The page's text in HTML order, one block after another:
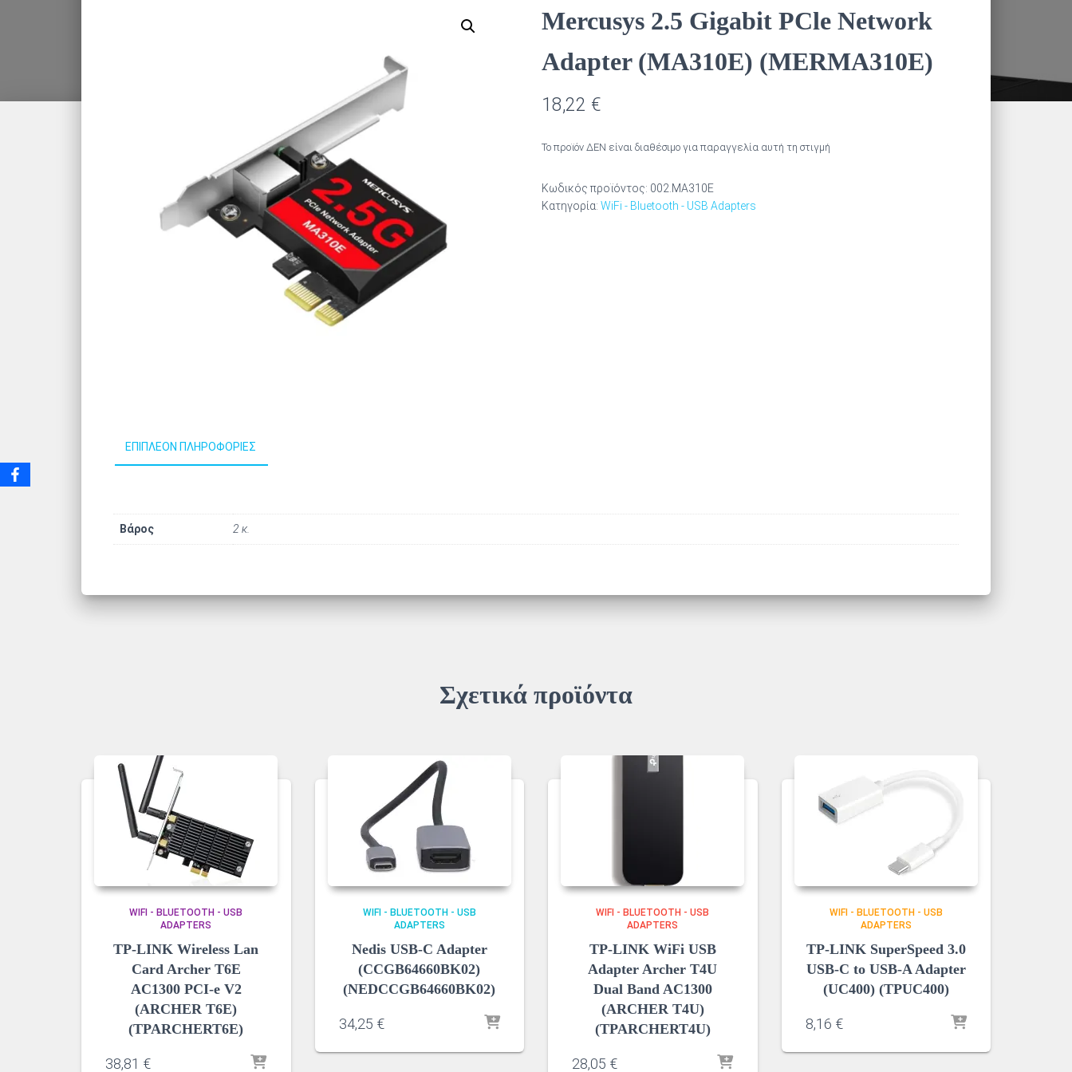
Mercusys 2.5 Gigabit PCle Network
Adapter (MA310E) (MERMA310E)
18,22 €
Το προϊόν ΔΕΝ είναι διαθέσιμο για παραγγελία αυτή τη στιγμή
Κωδικός προϊόντος: 002.MA310E
Κατηγορία: WiFi - Bluetooth - USB Adapters
ΕΠΙΠΛΈΟΝ ΠΛΗΡΟΦΟΡΊΕΣ
Βάρος 2 κ.
Σχετικά προϊόντα
WIFI - BLUETOOTH - USB
ADAPTERS
TP-LINK Wireless Lan
Card Archer T6E
AC1300 PCI-e V2
(ARCHER T6E)
(TPARCHERT6E)
38,81 €
WIFI - BLUETOOTH - USB
ADAPTERS
Nedis USB-C Adapter
(CCGB64660BK02)
(NEDCCGB64660BK02)
34,25 €
WIFI - BLUETOOTH - USB
ADAPTERS
TP-LINK WiFi USB
Adapter Archer T4U
Dual Band AC1300
(ARCHER T4U)
(TPARCHERT4U)
28,05 €
WIFI - BLUETOOTH - USB
ADAPTERS
TP-LINK SuperSpeed 3.0
USB-C to USB-A Adapter
(UC400) (TPUC400)
8,16 €